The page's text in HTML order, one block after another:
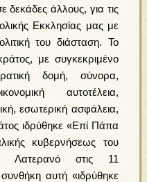
άλλους, για τις
Εκκλησίας μας με
του διάσταση. Το
με συγκεκριμένο
δομή, σύνορα,
αυτοτέλεια,
εσωτερική ασφάλεια,
ιδρύθηκε «Επί Πάπα
κυβερνήσεως του
Λατερανό στις 11
αυτή «ιδρύθηκε